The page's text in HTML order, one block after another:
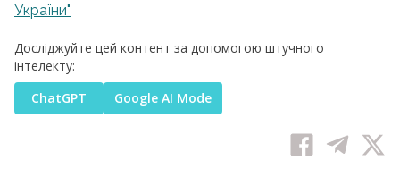
України"
Досліджуйте цей контент за допомогою штучного
інтелекту:
ChatGPT
Google AI Mode